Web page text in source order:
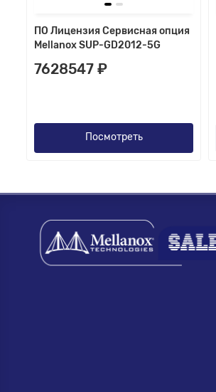
ПО Лицензия Сервисная опция
Mellanox SUP-GD2012-5G
7628547 ₽
Посмотреть